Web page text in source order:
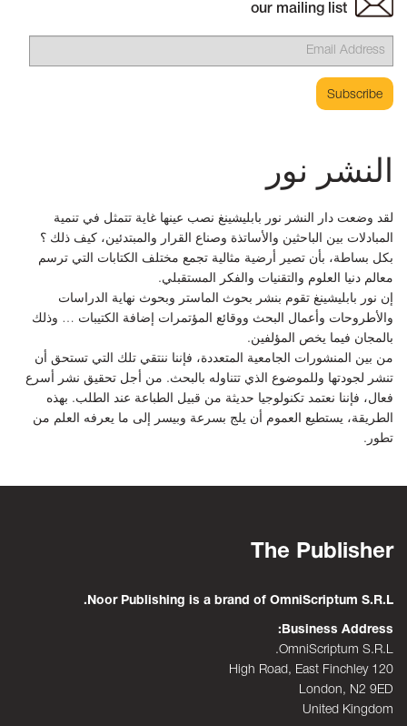
our mailing list
النشر نور
لقد وضعت دار النشر نور بابليشينغ نصب عينها غاية تتمثل في تنمية
المبادلات بين الباحثين والأساتذة وصناع القرار والمبتدئين، كيف ذلك ؟
بكل بساطة، بأن تصير أرضية مثالية تجمع مختلف الكتابات التي ترسم
معالم دنيا العلوم والتقنيات والفكر المستقبلي.
إن نور بابليشينغ تقوم بنشر بحوث الماستر وبحوث نهاية الدراسات
والأطروحات وأعمال البحث ووقائع المؤتمرات إضافة الكتيبات … وذلك
بالمجان فيما يخص المؤلفين.
من بين المنشورات الجامعية المتعددة، فإننا ننتقي تلك التي تستحق أن
تنشر لجودتها وللموضوع الذي تتناوله بالبحث. من أجل تحقيق نشر أسرع
فعال، فإننا نعتمد تكنولوجيا حديثة من قبيل الطباعة عند الطلب. بهذه
الطريقة، يستطيع العموم أن يلج بسرعة وبيسر إلى ما يعرفه العلم من
تطور.
The Publisher
Noor Publishing is a brand of OmniScriptum S.R.L.
Business Address:
OmniScriptum S.R.L.
120 High Road, East Finchley
London, N2 9ED
United Kingdom